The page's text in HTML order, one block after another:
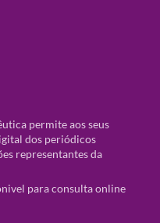
permite aos seus
dos periódicos
representantes da
para consulta online